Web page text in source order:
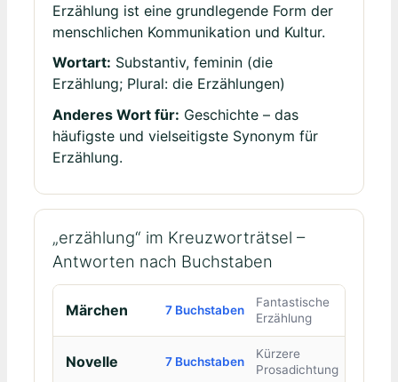
Erzählung ist eine grundlegende Form der
menschlichen Kommunikation und Kultur.
Wortart: Substantiv, feminin (die
Erzählung; Plural: die Erzählungen)
Anderes Wort für: Geschichte – das
häufigste und vielseitigste Synonym für
Erzählung.
„erzählung“ im Kreuzworträtsel –
Antworten nach Buchstaben
Märchen 7 Buchstaben
Fantastische
Erzählung
Novelle 7 Buchstaben
Kürzere
Prosadichtung